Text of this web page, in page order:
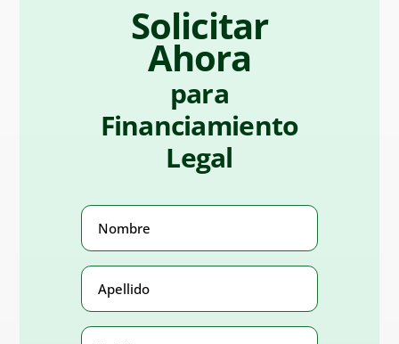
Solicitar
Ahora
para
Financiamiento
Legal
Nombre
Apellido
Teléfono